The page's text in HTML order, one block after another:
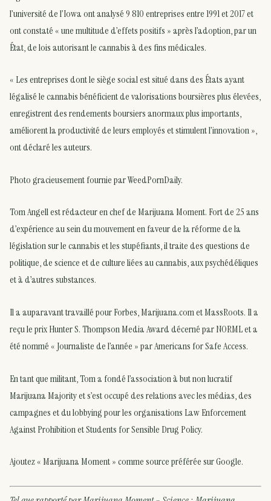
l’université de l’Iowa ont analysé 9 810 entreprises entre 1991 et 2017 et
ont constaté « une multitude d’effets positifs » après l’adoption, par un
État, de lois autorisant le cannabis à des fins médicales.
« Les entreprises dont le siège social est situé dans des États ayant
légalisé le cannabis bénéficient de valorisations boursières plus élevées,
enregistrent des rendements boursiers anormaux plus importants,
améliorent la productivité de leurs employés et stimulent l’innovation »,
ont déclaré les auteurs.
Photo gracieusement fournie par WeedPornDaily.
Tom Angell est rédacteur en chef de Marijuana Moment. Fort de 25 ans
d’expérience au sein du mouvement en faveur de la réforme de la
législation sur le cannabis et les stupéfiants, il traite des questions de
politique, de science et de culture liées au cannabis, aux psychédéliques
et à d’autres substances.
Il a auparavant travaillé pour Forbes, Marijuana.com et MassRoots. Il a
reçu le prix Hunter S. Thompson Media Award décerné par NORML et a
été nommé « Journaliste de l’année » par Americans for Safe Access.
En tant que militant, Tom a fondé l’association à but non lucratif
Marijuana Majority et s’est occupé des relations avec les médias, des
campagnes et du lobbying pour les organisations Law Enforcement
Against Prohibition et Students for Sensible Drug Policy.
Ajoutez « Marijuana Moment » comme source préférée sur Google.